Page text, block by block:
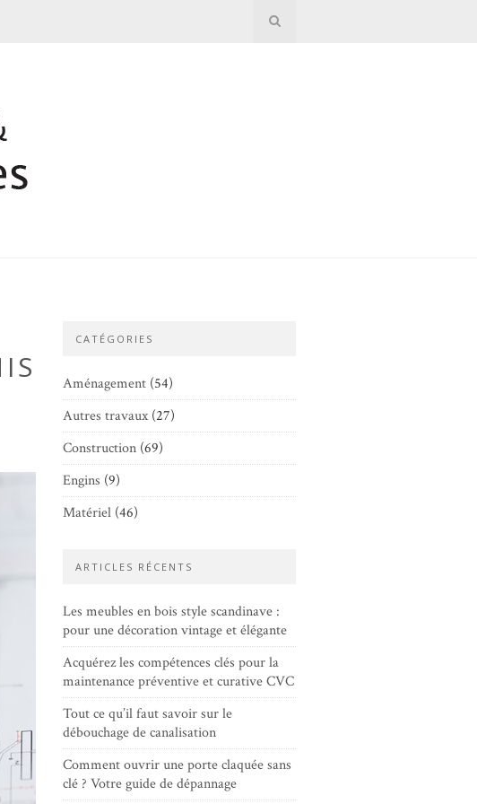
CATÉGORIES
Aménagement (54)
Autres travaux (27)
Construction (69)
Engins (9)
Matériel (46)
ARTICLES RÉCENTS
Les meubles en bois style scandinave :
pour une décoration vintage et élégante
Acquérez les compétences clés pour la
maintenance préventive et curative CVC
Tout ce qu’il faut savoir sur le
débouchage de canalisation
Comment ouvrir une porte claquée sans
clé ? Votre guide de dépannage